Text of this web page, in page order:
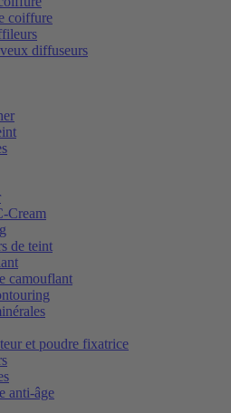
coiffure
diffuseurs
Cream
de teint
camouflant
et poudre fixatrice
anti-âge